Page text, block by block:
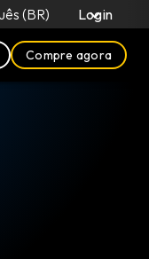
(BR) Login
Compre agora